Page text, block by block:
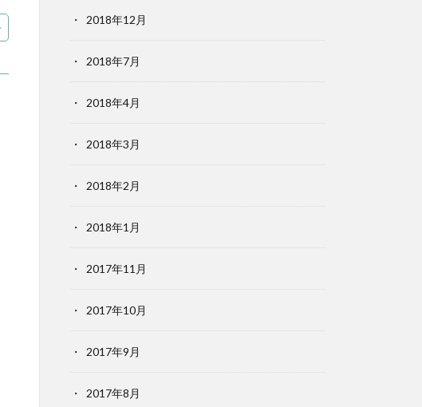
2018年12月
2018年7月
2018年4月
2018年3月
2018年2月
2018年1月
2017年11月
2017年10月
2017年9月
2017年8月